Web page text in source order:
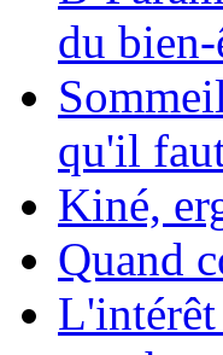
du bien-
qu'il
Kiné,
Quand